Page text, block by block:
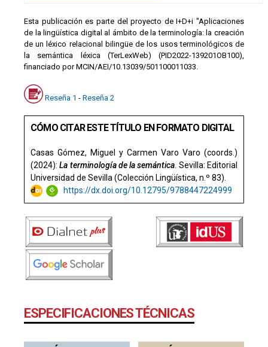
Esta publicación es parte del proyecto de I+D+i "Aplicaciones
de la lingüística digital al ámbito de la terminología: la creación
de un léxico relacional bilingüe de los usos terminológicos de
la semántica léxica (TerLexWeb) (PID2022-139201OB100),
financiado por MCIN/AEI/10.13039/501100011033.
Reseña 1 - Reseña 2
CÓMO CITAR ESTE TÍTULO EN FORMATO DIGITAL
Casas Gómez, Miguel y Carmen Varo Varo (coords.)
(2024):La terminología de la semántica . Sevilla: Editorial
Universidad de Sevilla (Colección Lingüística, n.º 83).
https://dx.doi.org/10.12795/9788447224999
ESPECIFICACIONES TÉCNICAS